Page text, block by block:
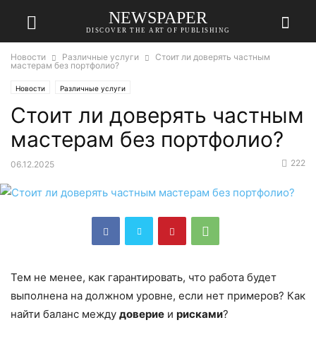
NEWSPAPER
DISCOVER THE ART OF PUBLISHING
Новости Различные услуги
Стоит ли доверять частным
мастерам без портфолио?
Новости Различные услуги
Стоит ли доверять частным
мастерам без портфолио?
06.12.2025 222
Тем не менее, как гарантировать, что работа будет
выполнена на должном уровне, если нет примеров? Как
найти баланс между доверие и рисками?